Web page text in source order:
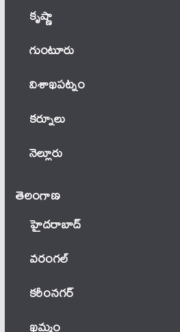
కృష్ణా
గుంటూరు
విశాఖపట్నం
కర్నూలు
నెల్లూరు
తెలంగాణ‌
హైదరాబాద్
వ‌రంగ‌ల్
కరీంనగర్
ఖ‌మ్మం